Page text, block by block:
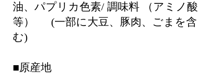
油、パプリカ色素/ 調味料 （アミノ酸
等） (一部に大豆、豚肉、ごまを含
む)
■原産地